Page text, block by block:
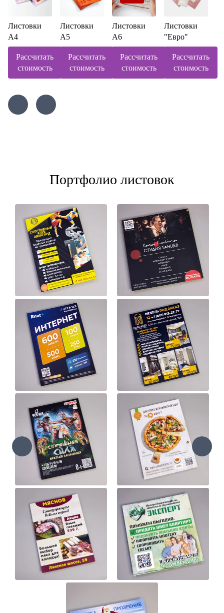
Листовки
А4
Рассчитать
стоимость
Листовки
А5
Рассчитать
стоимость
Листовки
А6
Рассчитать
стоимость
Листовки
"Евро"
Рассчитать
стоимость
Портфолио листовок